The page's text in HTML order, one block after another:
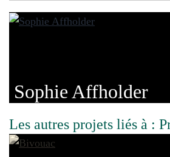
Sophie Affholder
Les autres projets liés à :